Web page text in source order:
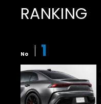
RANKING
No 1